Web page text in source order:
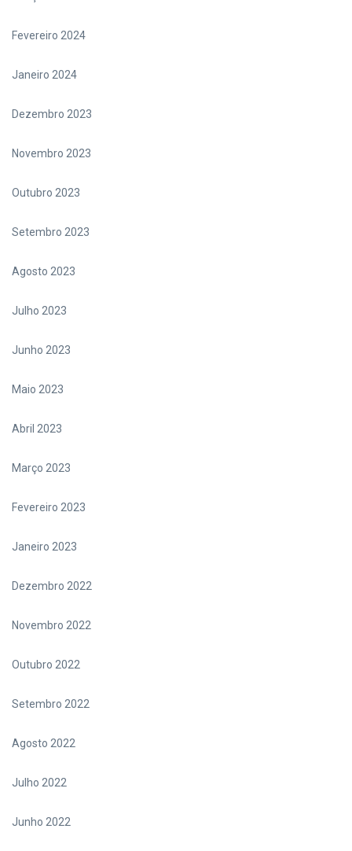
Fevereiro 2024
Janeiro 2024
Dezembro 2023
Novembro 2023
Outubro 2023
Setembro 2023
Agosto 2023
Julho 2023
Junho 2023
Maio 2023
Abril 2023
Março 2023
Fevereiro 2023
Janeiro 2023
Dezembro 2022
Novembro 2022
Outubro 2022
Setembro 2022
Agosto 2022
Julho 2022
Junho 2022